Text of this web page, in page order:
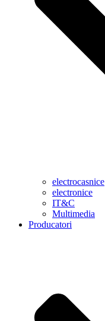
electrocasnice
electronice
IT&C
Multimedia
Producatori